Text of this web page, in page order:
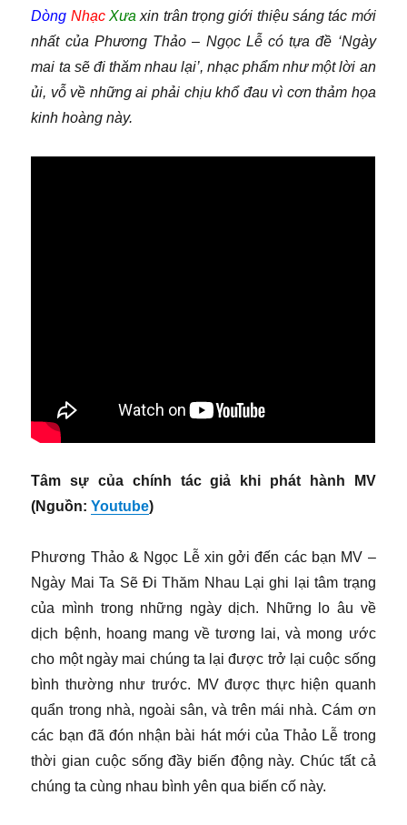
Dòng Nhạc Xưaxin trân trọng giới thiệu sáng tác mới
nhất của Phương Thảo – Ngọc Lễ có tựa đề ‘Ngày
mai ta sẽ đi thăm nhau lại’, nhạc phẩm như một lời an
ủi, vỗ về những ai phải chịu khổ đau vì cơn thảm họa
kinh hoàng này.
Tâm sự của chính tác giả khi phát hành MV
(Nguồn:Youtube)
Phương Thảo & Ngọc Lễ xin gởi đến các bạn MV –
Ngày Mai Ta Sẽ Đi Thăm Nhau Lại ghi lại tâm trạng
của mình trong những ngày dịch. Những lo âu về
dịch bệnh, hoang mang về tương lai, và mong ước
cho một ngày mai chúng ta lại được trở lại cuộc sống
bình thường như trước. MV được thực hiện quanh
quẩn trong nhà, ngoài sân, và trên mái nhà. Cám ơn
các bạn đã đón nhận bài hát mới của Thảo Lễ trong
thời gian cuộc sống đầy biến động này. Chúc tất cả
chúng ta cùng nhau bình yên qua biến cố này.